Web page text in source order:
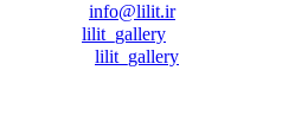
info@lilit.ir
lilit_gallery
lilit_gallery